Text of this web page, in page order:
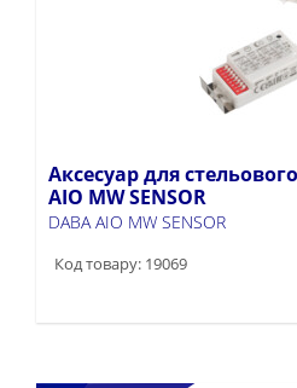
Аксесуар для
AIO MW SENSOR
DABA AIO MW SENSOR
Код товару: 19069